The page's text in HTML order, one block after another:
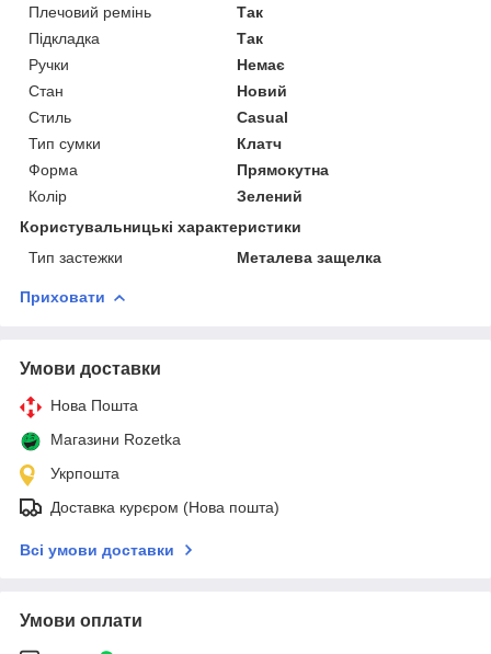
Плечовий ремінь
Так
Підкладка
Так
Ручки
Немає
Стан
Новий
Стиль
Casual
Тип сумки
Клатч
Форма
Прямокутна
Колір
Зелений
Користувальницькі характеристики
Тип застежки
Металева защелка
Приховати
Умови доставки
Нова Пошта
Магазини Rozetka
Укрпошта
Доставка курєром (Нова пошта)
Всі умови доставки
Умови оплати